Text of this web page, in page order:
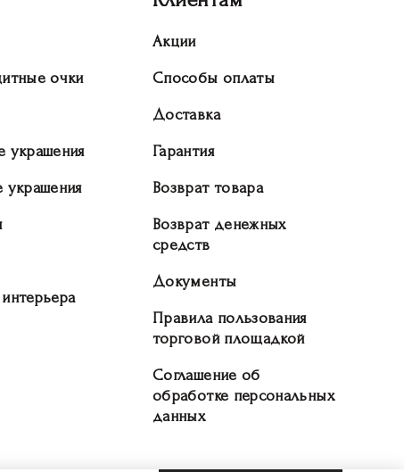
очки
украшения
Акции
Способы оплаты
Доставка
Гарантия
Возврат товара
Возврат денежных
средств
Документы
Правила пользования
торговой площадкой
Соглашение об
обработке персональных
данных